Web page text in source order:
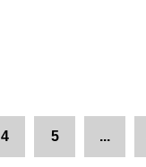
4 5 ...